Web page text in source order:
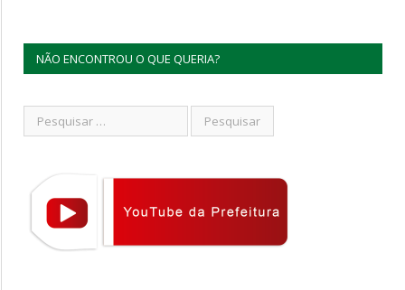
NÃO ENCONTROU O QUE QUERIA?